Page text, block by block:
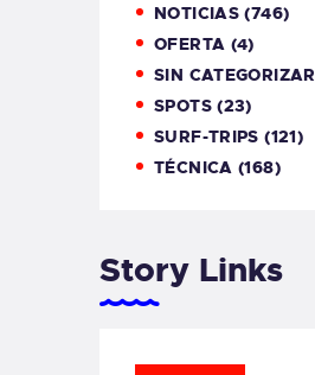
NOTICIAS (746)
OFERTA (4)
SIN CATEGORIZAR
SPOTS(23)
SURF-TRIPS (121)
TÉCNICA (168)
Story Links